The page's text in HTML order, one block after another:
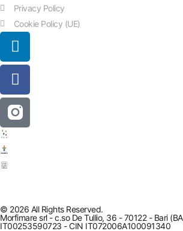
Privacy Policy
Cookie Policy (UE)
© 2026 All Rights Reserved.
Morfimare srl - c.so De Tullio, 36 - 70122 - Bari
IT00253590723 - CIN IT072006A100091340